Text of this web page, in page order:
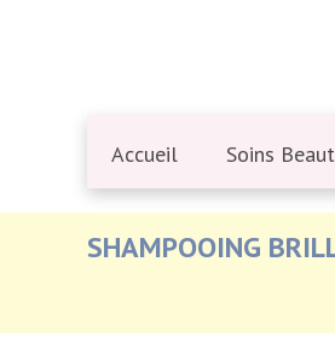
Accueil Soins
SHAMPOOING